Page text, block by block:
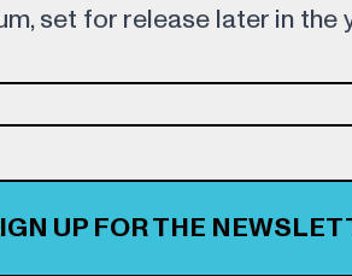
set for release later in the
UP FOR THE